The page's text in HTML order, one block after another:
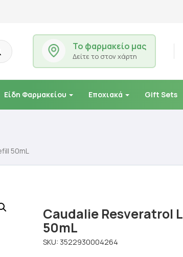
Το φαρμακείο μας
Δείτε το στον χάρτη
Είδη Φαρμακείου Εποχιακά Gift Sets
50mL
Caudalie Resveratrol
50mL
SKU: 3522930004264